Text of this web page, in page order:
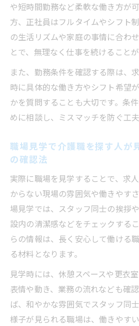
や短時間勤務など柔軟な働き方が
方、正社員はフルタイムやシフト
の生活リズムや家庭の事情に合わ
とで、無理なく仕事を続けることが
また、勤務条件を確認する際は、
時に具体的な働き方やシフト希望
かを質問することも大切です。条
めに相談し、ミスマッチを防ぐ工夫
職場見学で介護職を探す人が
の確認法
実際に職場を見学することで、求
からない現場の雰囲気や働きやす
場見学では、スタッフ同士の挨拶
設内の清潔感などをチェックする
らの情報は、長く安心して働ける
る材料となります。
見学時には、休憩スペースや更衣
表情や動き、業務の流れなども確
ば、和やかな雰囲気でスタッフ同
様子が見られる職場は、働きやす